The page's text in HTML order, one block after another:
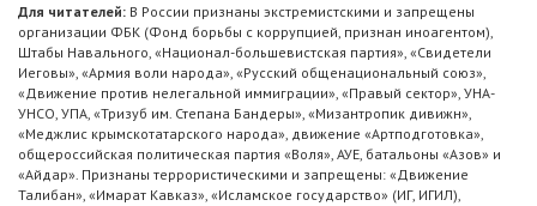
Для читателей: В России признаны экстремистскими и запрещены
организации ФБК (Фонд борьбы с коррупцией, признан иноагентом),
Штабы Навального, «Национал-большевистская партия», «Свидетели
Иеговы», «Армия воли народа», «Русский общенациональный союз»,
«Движение против нелегальной иммиграции», «Правый сектор», УНА-
УНСО, УПА, «Тризуб им. Степана Бандеры», «Мизантропик дивижн»,
«Меджлис крымскотатарского народа», движение «Артподготовка»,
общероссийская политическая партия «Воля», АУЕ, батальоны «Азов» и
«Айдар». Признаны террористическими и запрещены: «Движение
Талибан», «Имарат Кавказ», «Исламское государство» (ИГ, ИГИЛ),